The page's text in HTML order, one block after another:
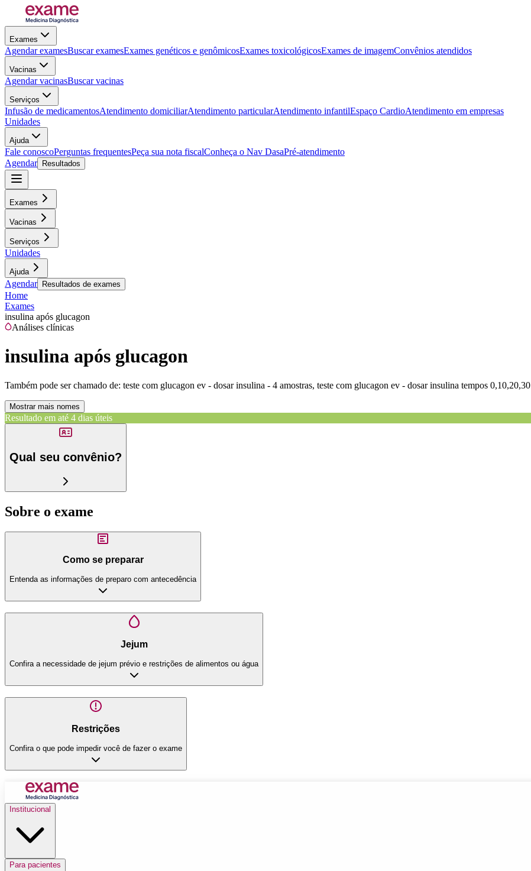
Exames
Agendar examesBuscar examesExames genéticos e genômicosExames toxicológicosExames de imagemConvênios atendidos
Vacinas
Agendar vacinasBuscar vacinas
Serviços
Infusão de medicamentosAtendimento domiciliarAtendimento particularAtendimento infantilEspaço CardioAtendimento em empresas
Unidades
Ajuda
Fale conoscoPerguntas frequentesPeça sua nota fiscalConheça o Nav DasaPré-atendimento
Agendar
Resultados
Exames
Vacinas
Serviços
Unidades
Ajuda
Agendar Resultados de exames
Home
Exames
insulina após glucagon
Análises clínicas
insulina após glucagon
Também pode ser chamado de: teste com glucagon ev - dosar insulina - 4 amostras, teste com glucagon ev - dosar insulina tempos 0,10,20,30
Mostrar mais nomes
Resultado em até 4 dias úteis
Qual seu convênio?
Sobre o exame
Como se preparar
Entenda as informações de preparo com antecedência
Jejum
Confira a necessidade de jejum prévio e restrições de alimentos ou água
Restrições
Confira o que pode impedir você de fazer o exame
Institucional
Para pacientes